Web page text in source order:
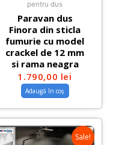
pentru dus
Paravan dus
Finora din sticla
fumurie cu model
crackel de 12 mm
si rama neagra
1.790,00 lei
Adaugă în coș
Sale!